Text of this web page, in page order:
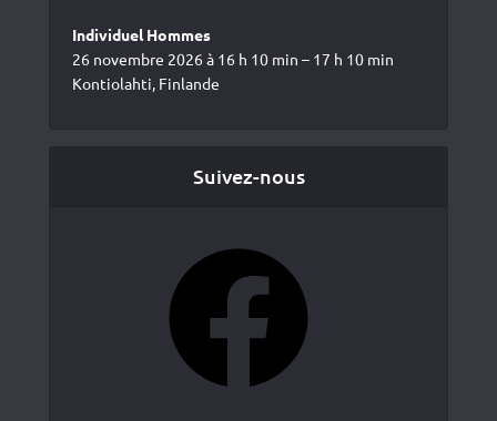
Individuel Hommes
26 novembre 2026 à 16 h 10 min – 17 h 10 min
Kontiolahti, Finlande
Suivez-nous